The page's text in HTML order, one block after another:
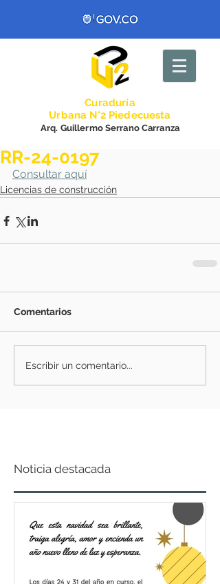
Curaduría
Urbana N°2 Piedecuesta
Arq. Guillermo Serrano Carranza
RR-24-0197
Consultar aquí
Licencias de construcción
Comentarios
Escribir un comentario...
Noticia destacada